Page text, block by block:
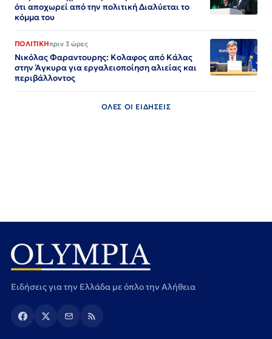
ότι αποχωρεί από την πολιτική Διαλύεται το
κόμμα του
ΠΟΛΙΤΙΚΗπριν 3 ώρες
Νικόλας Φαραντουρης: Κολαφος από Κάλας
στην Άγκυρα για εργαλειοποίηση αλιείας και
περιβάλλοντος
ΟΛΕΣ ΟΙ ΕΙΔΗΣΕΙΣ
Ειδήσεις για την Ελλάδα με όπλο την Αλήθεια